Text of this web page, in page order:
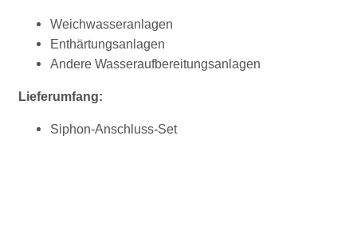
Weichwasseranlagen
Enthärtungsanlagen
Andere Wasseraufbereitungsanlagen
Lieferumfang:
Siphon-Anschluss-Set